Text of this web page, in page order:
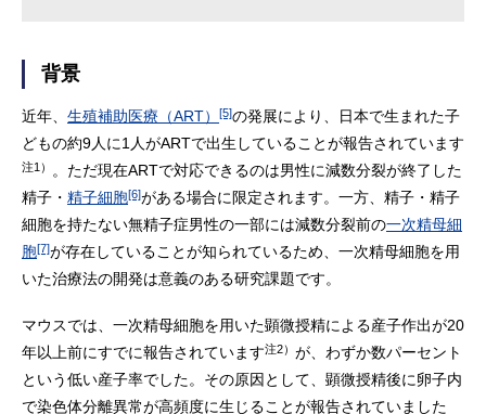
背景
近年、 生殖補助医療（ART） [5]の発展により、日本で生まれた子
どもの約9人に1人がARTで出生していることが報告されています
注1）
。ただ現在ARTで対応できるのは男性に減数分裂が終了した
精子・ 精子細胞[6]がある場合に限定されます。一方、精子・精子
細胞を持たない無精子症男性の一部には減数分裂前の一次精母細
胞[7]が存在していることが知られているため、一次精母細胞を用
いた治療法の開発は意義のある研究課題です。
マウスでは、一次精母細胞を用いた顕微授精による産子作出が20
年以上前にすでに報告されています注2） が、わずか数パーセント
という低い産子率でした。その原因として、顕微授精後に卵子内
で染色体分離異常が高頻度に生じることが報告されていました